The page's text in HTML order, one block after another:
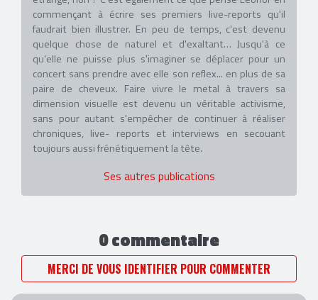
commençant à écrire ses premiers live-reports qu'il
faudrait bien illustrer. En peu de temps, c'est devenu
quelque chose de naturel et d'exaltant… Jusqu'à ce
qu’elle ne puisse plus s'imaginer se déplacer pour un
concert sans prendre avec elle son reflex... en plus de sa
paire de cheveux. Faire vivre le metal à travers sa
dimension visuelle est devenu un véritable activisme,
sans pour autant s'empêcher de continuer à réaliser
chroniques, live- reports et interviews en secouant
toujours aussi frénétiquement la tête.
Ses autres publications
0 commentaire
MERCI DE VOUS IDENTIFIER POUR COMMENTER